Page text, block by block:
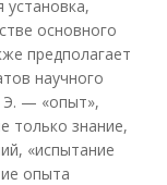
установка,
основного
предполагает
научного
Э. — «опыт»,
только знание,
«испытание
опыта